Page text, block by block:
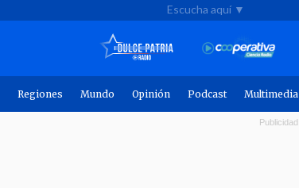
Escucha aquí ▼
Regiones Mundo Opinión Podcast Multimedia